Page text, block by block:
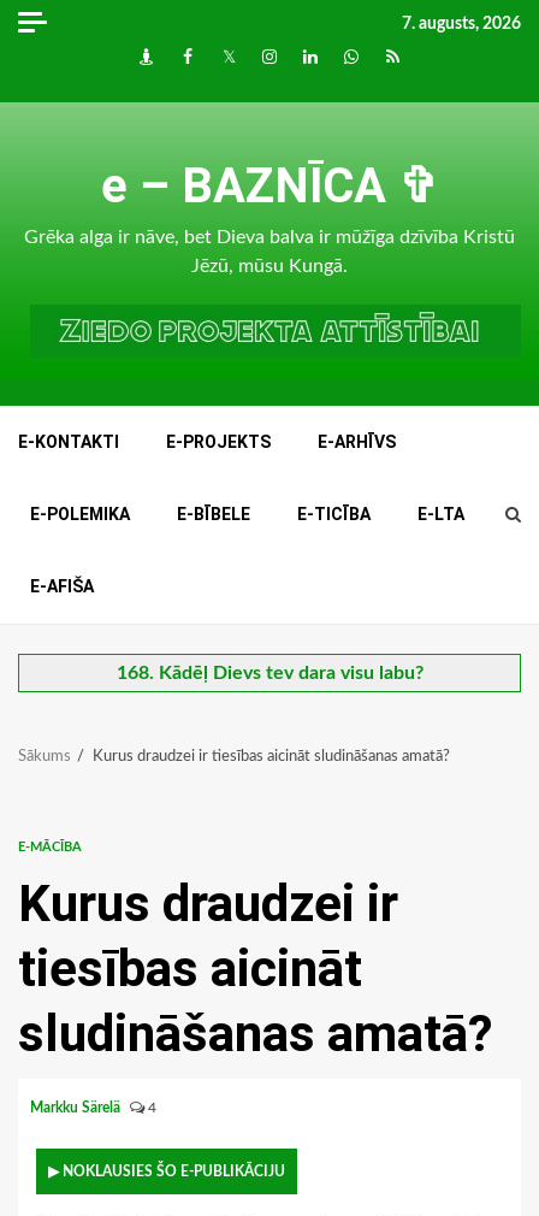
Skip
7. augusts, 2026
DraugiemFacebook
TwitterInstagram
LinkedInwhatsapp
RSS
e – BAZNĪCA ✞
Grēka alga ir nāve, bet Dieva balva ir mūžīga dzīvība Kristū
Jēzū, mūsu Kungā.
E-KONTAKTI E-PROJEKTS E-ARHĪVS
E-POLEMIKA E-BĪBELE E-TICĪBA E-LTA
E-AFIŠA
168. Kādēļ Dievs tev dara visu labu?
Sākums Kurus draudzei ir tiesības aicināt sludināšanas amatā?
E-MĀCĪBA
Kurus draudzei ir
tiesības aicināt
sludināšanas amatā?
Markku Särelä 4
▶ NOKLAUSIES ŠO E-PUBLIKĀCIJU